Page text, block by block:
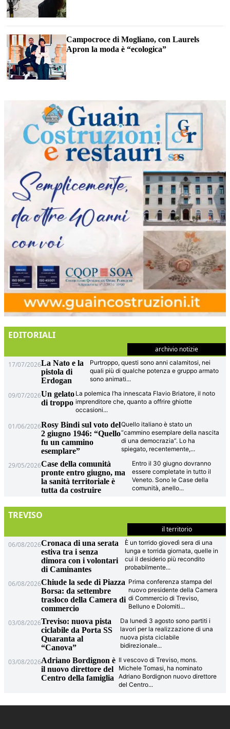
Campocroce di Mogliano, con Laurels
Apron la moda è “ecologica”
EDITORIALI
archivio notizie
17/07/2026La Nato e la
pistola di
Erdogan
Purtroppo, questi sono anni calamitosi, nei
quali più di qualche potenza e gruppo armato
sono animati...
09/07/2026Un gelato
di troppo
La polemica l’ha innescata Flavio Briatore, il noto
imprenditore che, quanto a offrire ghiotte
occasioni...
01/06/2026Rosy Bindi sul voto del
2 giugno 1946: “Quello
fu un cammino
esemplare”
Quello italiano è stato un
“cammino esemplare della nascita
di una democrazia”. Lo ha
spiegato, recentemente,...
29/05/2026Case della comunità
pronte entro giugno, ma
la sanità territoriale è
tutta da costruire
Entro il 30 giugno dovranno
essere completate in tutto il
Veneto. Sono le Case della
comunità, anello...
TREVISO
il territorio
06/08/2026Cronaca di una serata
estiva tra i senza
dimora con i volontari
di Caminantes
È un torrido giovedì sera di una
lunga e torrida giornata, quelle in
cui il desiderio più recondito
probabilmente...
06/08/2026Chiude la sede di Piazza
Borsa: da settembre
trasloco della Camera di
commercio
Prima conferenza stampa del
nuovo presidente della Camera
di Commercio di Treviso,
Belluno e Dolomiti...
03/08/2026Treviso: nuova pista
ciclabile da Porta SS
Quaranta al
“Canova”
Da lunedì 3 agosto sono partiti i
lavori per la realizzazione di una
nuova pista ciclabile
bidirezionale...
03/08/2026Adriano Bordignon è
il nuovo direttore del
Centro della famiglia
Il vescovo di Treviso, mons.
Michele Tomasi, ha nominato
Adriano Bordignon nuovo direttore
del Centro...